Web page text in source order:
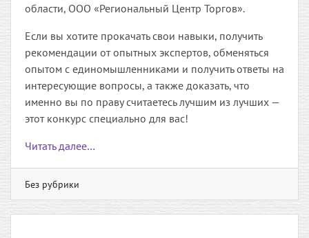
области, ООО «Региональный Центр Торгов».
Если вы хотите прокачать свои навыки, получить
рекомендации от опытных экспертов, обменяться
опытом с единомышленниками и получить ответы на
интересующие вопросы, а также доказать, что
именно вы по праву считаетесь лучшим из лучших —
этот конкурс специально для вас!
Читать далее…
Без рубрики